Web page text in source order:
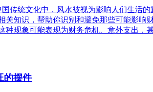
传统文化中，风水被视为影响人们生活
关知识，帮助你识别和避免那些可能影
种现象可能表现为财务危机、意外支出，
的摆件